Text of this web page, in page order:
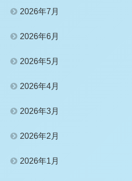
2026年7月
2026年6月
2026年5月
2026年4月
2026年3月
2026年2月
2026年1月